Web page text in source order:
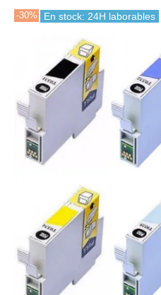
-30% En stock: 24H laborables